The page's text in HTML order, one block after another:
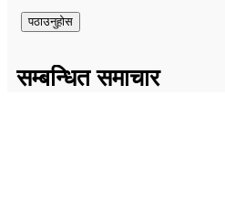
सम्बन्धित समाचार